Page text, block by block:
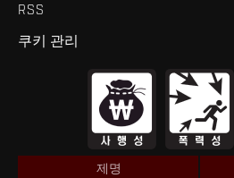
RSS
쿠키 관리
제명